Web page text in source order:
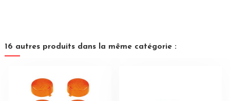
16 autres produits dans la même catégorie :